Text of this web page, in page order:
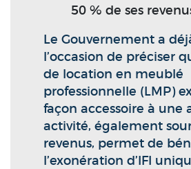
50 % de ses
Le Gouvernement a
l’occasion de préciser
de location en meublé
professionnelle (LMP)
façon accessoire à une
activité, également
revenus, permet de
l’exonération d’IFI